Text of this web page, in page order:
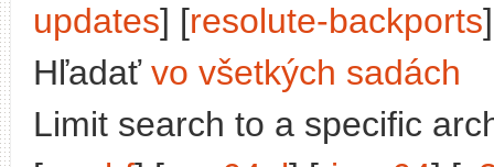
updates] [resolute-backports
Hľadať vo všetkých sadách
Limit search to a specific